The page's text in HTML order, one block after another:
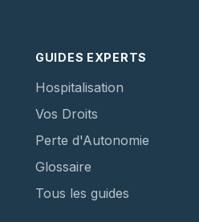
GUIDES EXPERTS
Hospitalisation
Vos Droits
Perte d'Autonomie
Glossaire
Tous les guides